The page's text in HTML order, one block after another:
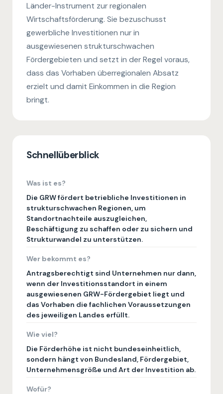
Länder-Instrument zur regionalen
Wirtschaftsförderung. Sie bezuschusst
gewerbliche Investitionen nur in
ausgewiesenen strukturschwachen
Fördergebieten und setzt in der Regel voraus,
dass das Vorhaben überregionalen Absatz
erzielt und damit Einkommen in die Region
bringt.
Schnellüberblick
Was ist es?
Die GRW fördert betriebliche Investitionen in
strukturschwachen Regionen, um
Standortnachteile auszugleichen,
Beschäftigung zu schaffen oder zu sichern und
Strukturwandel zu unterstützen.
Wer bekommt es?
Antragsberechtigt sind Unternehmen nur dann,
wenn der Investitionsstandort in einem
ausgewiesenen GRW-Fördergebiet liegt und
das Vorhaben die fachlichen Voraussetzungen
des jeweiligen Landes erfüllt.
Wie viel?
Die Förderhöhe ist nicht bundeseinheitlich,
sondern hängt von Bundesland, Fördergebiet,
Unternehmensgröße und Art der Investition ab.
Wofür?